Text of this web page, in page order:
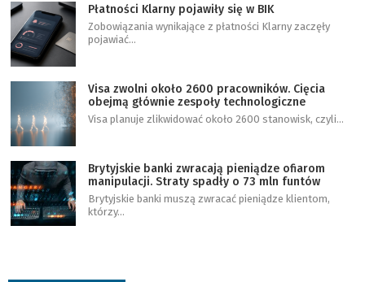
Płatności Klarny pojawiły się w BIK
Zobowiązania wynikające z płatności Klarny zaczęły
pojawiać…
Visa zwolni około 2600 pracowników. Cięcia
obejmą głównie zespoły technologiczne
Visa planuje zlikwidować około 2600 stanowisk, czyli…
Brytyjskie banki zwracają pieniądze ofiarom
manipulacji. Straty spadły o 73 mln funtów
Brytyjskie banki muszą zwracać pieniądze klientom,
którzy…